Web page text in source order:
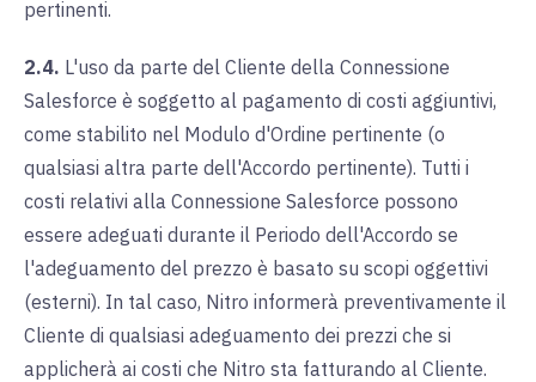
pertinenti.
2.4. L'uso da parte del Cliente della Connessione
Salesforce è soggetto al pagamento di costi aggiuntivi,
come stabilito nel Modulo d'Ordine pertinente (o
qualsiasi altra parte dell'Accordo pertinente). Tutti i
costi relativi alla Connessione Salesforce possono
essere adeguati durante il Periodo dell'Accordo se
l'adeguamento del prezzo è basato su scopi oggettivi
(esterni). In tal caso, Nitro informerà preventivamente il
Cliente di qualsiasi adeguamento dei prezzi che si
applicherà ai costi che Nitro sta fatturando al Cliente.